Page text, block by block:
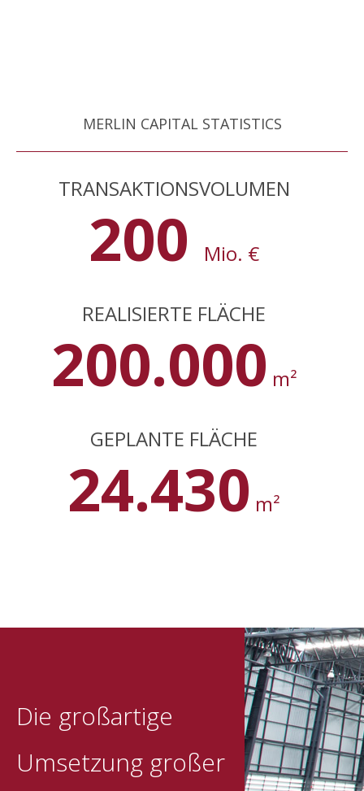
MERLIN CAPITAL STATISTICS
TRANSAKTIONSVOLUMEN
200 Mio. €
REALISIERTE FLÄCHE
200.000 m²
GEPLANTE FLÄCHE
24.430 m²
Die großartige
Umsetzung großer